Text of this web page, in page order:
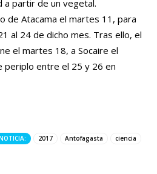
a partir de un vegetal.
de Atacama el martes 11, para
al 24 de dicho mes. Tras ello, el
el martes 18, a Socaire el
periplo entre el 25 y 26 en
2017 Antofagasta
ciencia